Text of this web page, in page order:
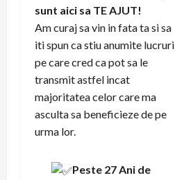
sunt aici sa TE AJUT!
Am curaj sa vin in fata ta si sa
iti spun ca stiu anumite lucruri
pe care cred ca pot sa le
transmit astfel incat
majoritatea celor care ma
asculta sa beneficieze de pe
urma lor.
Peste 27 Ani de